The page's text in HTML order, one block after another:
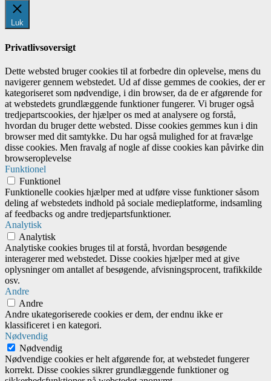
Luk
Privatlivsoversigt
Dette websted bruger cookies til at forbedre din oplevelse, mens du
navigerer gennem webstedet. Ud af disse gemmes de cookies, der er
kategoriseret som nødvendige, i din browser, da de er afgørende for
at webstedets grundlæggende funktioner fungerer. Vi bruger også
tredjepartscookies, der hjælper os med at analysere og forstå,
hvordan du bruger dette websted. Disse cookies gemmes kun i din
browser med dit samtykke. Du har også mulighed for at fravælge
disse cookies. Men fravalg af nogle af disse cookies kan påvirke din
browseroplevelse
Funktionel
Funktionel
Funktionelle cookies hjælper med at udføre visse funktioner såsom
deling af webstedets indhold på sociale medieplatforme, indsamling
af feedbacks og andre tredjepartsfunktioner.
Analytisk
Analytisk
Analytiske cookies bruges til at forstå, hvordan besøgende
interagerer med webstedet. Disse cookies hjælper med at give
oplysninger om antallet af besøgende, afvisningsprocent, trafikkilde
osv.
Andre
Andre
Andre ukategoriserede cookies er dem, der endnu ikke er
klassificeret i en kategori.
Nødvendig
Nødvendig
Nødvendige cookies er helt afgørende for, at webstedet fungerer
korrekt. Disse cookies sikrer grundlæggende funktioner og